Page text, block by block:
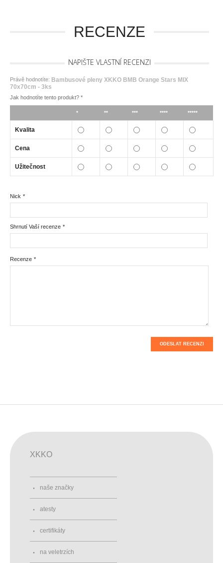
RECENZE
NAPIŠTE VLASTNÍ RECENZI
Právě hodnotíte: Bambusové pleny XKKO BMB Orange Stars MIX
70x70cm - 3ks
Jak hodnotíte tento produkt? *
* ** *** **** *****
Kvalita
Cena
Užitečnost
*
Nick
*
Shrnutí Vaší recenze
*
Recenze
ODESLAT RECENZI
XKKO
naše značky
atesty
certifikáty
na veletrzích